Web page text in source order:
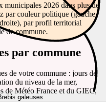
galeuses
municipales 2026 dans plus de
par couleur politique (gauche,
par profil territorial
de commune.
par commune
de votre commune : jours de
du niveau de la mer,
de Météo France et du GIEC,